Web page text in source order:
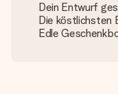
Dein Entwurf
Die köstlichsten
Edle